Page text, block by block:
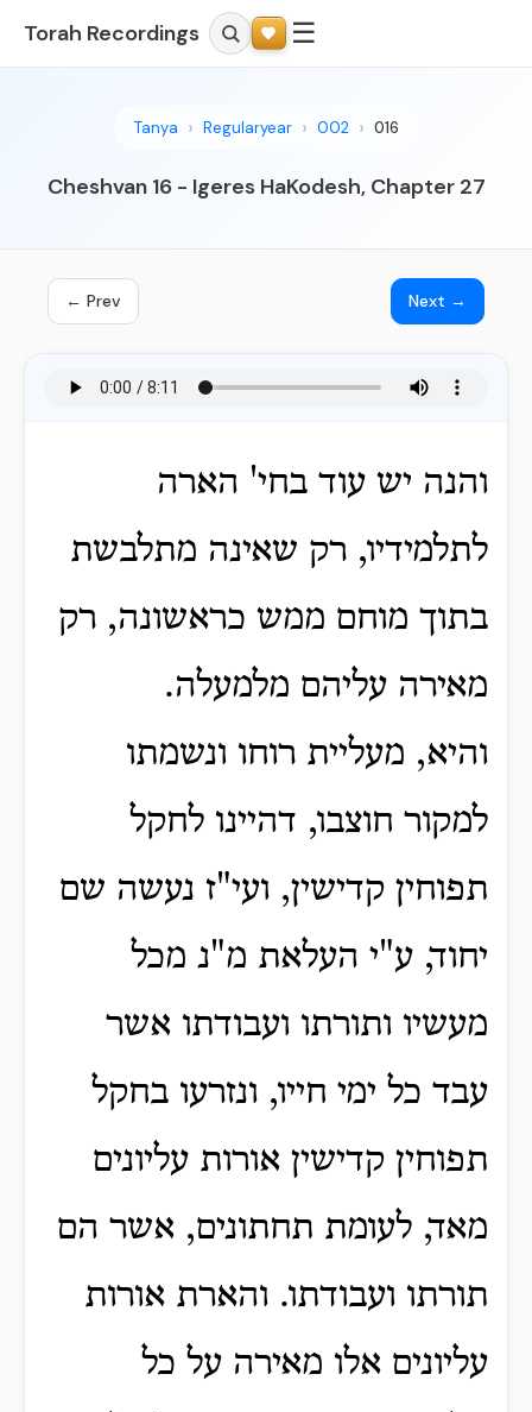
Torah Recordings ☰
Tanya Regularyear 002 016
Cheshvan 16 - Igeres HaKodesh, Chapter 27
← Prev Next →
והנה יש עוד בחי' הארה
לתלמידיו, רק שאינה מתלבשת
בתוך מוחם ממש כראשונה, רק
מאירה עליהם מלמעלה.
והיא, מעליית רוחו ונשמתו
למקור חוצבו, דהיינו לחקל
תפוחין קדישין, ועי"ז נעשה שם
יחוד, ע"י העלאת מ"נ מכל
מעשיו ותורתו ועבודתו אשר
עבד כל ימי חייו, ונזרעו בחקל
תפוחין קדישין אורות עליונים
מאד, לעומת תחתונים, אשר הם
תורתו ועבודתו. והארת אורות
עליונים אלו מאירה על כל